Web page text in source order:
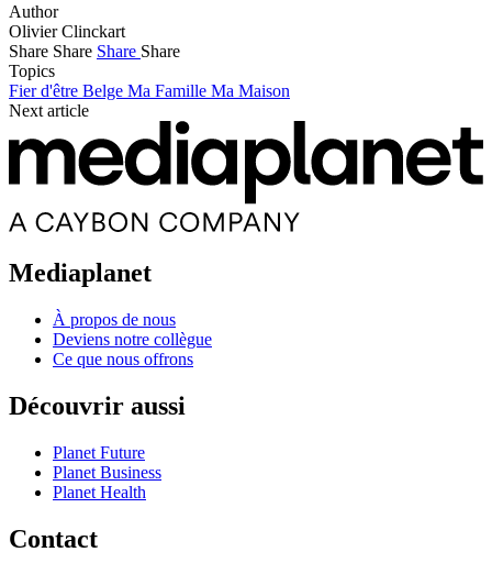
Author
Olivier Clinckart
Share Share Share Share
Topics
Fier d'être Belge Ma Famille Ma Maison
Next article
Mediaplanet
À propos de nous
Deviens notre collègue
Ce que nous offrons
Découvrir aussi
Planet Future
Planet Business
Planet Health
Contact